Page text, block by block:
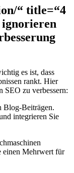
“ title=“4
ignorieren
‍es ist, dass
rankt. ‌Hier
SEO zu verbessern:
Blog-Beiträgen.
integrieren Sie
einen Mehrwert‌ für